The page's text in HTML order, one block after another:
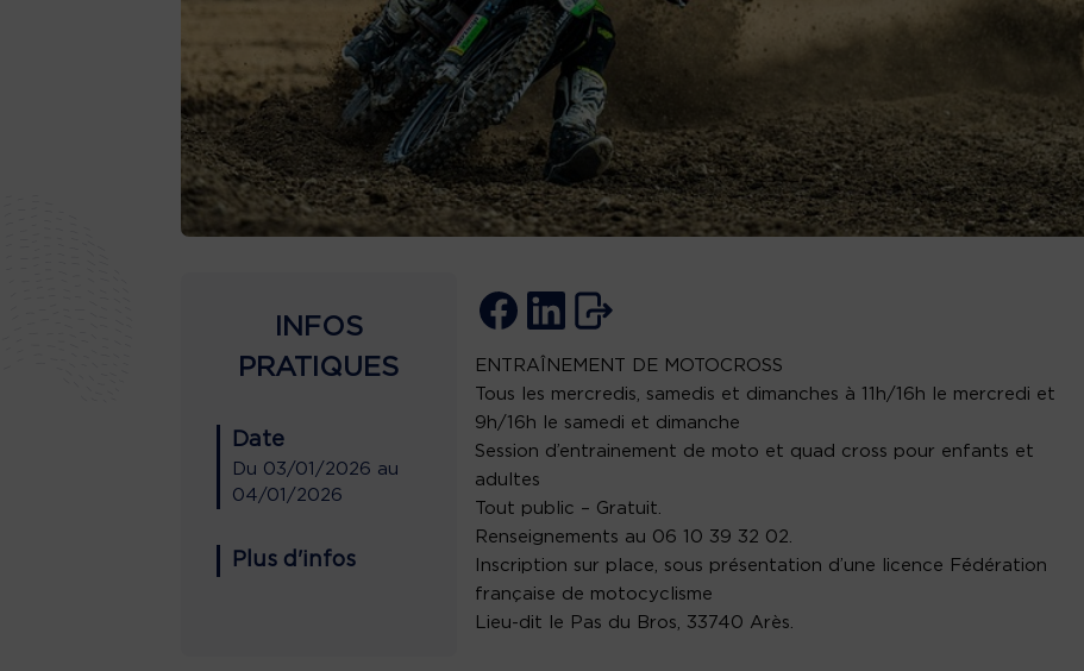
INFOS
PRATIQUES
Date
Du 03/01/2026 au
04/01/2026
Plus d'infos
ENTRAÎNEMENT DE MOTOCROSS
Tous les mercredis, samedis et dimanches à 11h/16h le mercredi et
9h/16h le samedi et dimanche
Session d’entrainement de moto et quad cross pour enfants et
adultes
Tout public – Gratuit.
Renseignements au 06 10 39 32 02.
Inscription sur place, sous présentation d’une licence Fédération
française de motocyclisme
Lieu-dit le Pas du Bros, 33740 Arès.